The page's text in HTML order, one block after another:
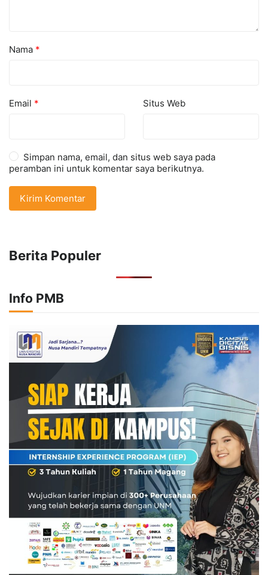
Nama *
Email * Situs Web
Simpan nama, email, dan situs web saya pada
peramban ini untuk komentar saya berikutnya.
Berita Populer
Info PMB